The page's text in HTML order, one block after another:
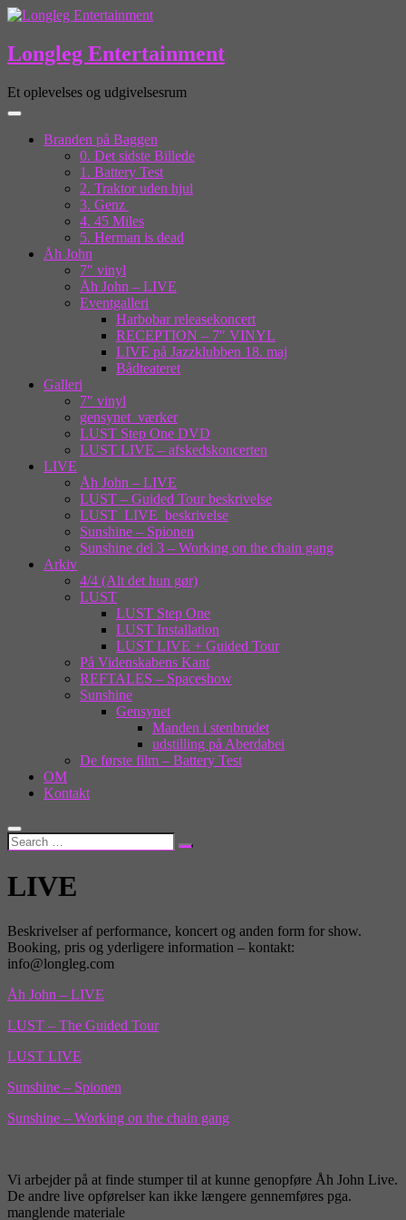
Longleg Entertainment
Et oplevelses og udgivelsesrum
Branden på Baggen
0. Det sidste Billede
1. Battery Test
2. Traktor uden hjul
3. Genz
4. 45 Miles
5. Herman is dead
Åh John
7″ vinyl
Åh John – LIVE
Eventgalleri
Harbobar releasekoncert
RECEPTION – 7″ VINYL
LIVE på Jazzklubben 18. maj
Bådteateret
Galleri
7″ vinyl
gensynet_værker
LUST Step One DVD
LUST LIVE – afskedskoncerten
LIVE
Åh John – LIVE
LUST – Guided Tour beskrivelse
LUST_LIVE_beskrivelse
Sunshine – Spionen
Sunshine del 3 – Working on the chain gang
Arkiv
4/4 (Alt det hun gør)
LUST
LUST Step One
LUST Installation
LUST LIVE + Guided Tour
På Videnskabens Kant
REFTALES – Spaceshow
Sunshine
Gensynet
Manden i stenbrudet
udstilling på Aberdabei
De første film – Battery Test
OM
Kontakt
LIVE
Beskrivelser af performance, koncert og anden form for show.
Booking, pris og yderligere information – kontakt:
info@longleg.com
Åh John – LIVE
LUST – The Guided Tour
LUST LIVE
Sunshine – Spionen
Sunshine – Working on the chain gang
Vi arbejder på at finde stumper til at kunne genopføre Åh John Live.
De andre live opførelser kan ikke længere gennemføres pga.
manglende materiale